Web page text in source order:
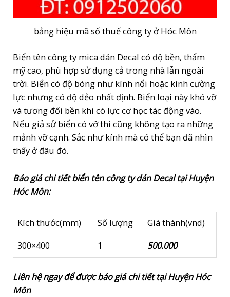
bảng hiệu mã số thuế công ty ở Hóc Môn
Biển tên công ty mica dán Decal có độ bền, thẩm
mỹ cao, phù hợp sử dụng cả trong nhà lẫn ngoài
trời. Biển có độ bóng như kính nổi hoặc kính cường
lực nhưng có độ dẻo nhất định. Biển loại này khó vỡ
và tương đối bền khi có lực cơ học tác động vào.
Nếu giả sử biển có vỡ thì cũng không tạo ra những
mảnh vỡ cạnh. Sắc như kính mà có thể bạn đã nhìn
thấy ở đâu đó.
Báo giá chi tiết biển tên công ty dán Decal tại Huyện
Hóc Môn:
Kích thước(mm) Số lượng
Giá thành(vnd)
300×400
1 500.000
Liên hệ ngay để được báo giá chi tiết tại Huyện Hóc
Môn